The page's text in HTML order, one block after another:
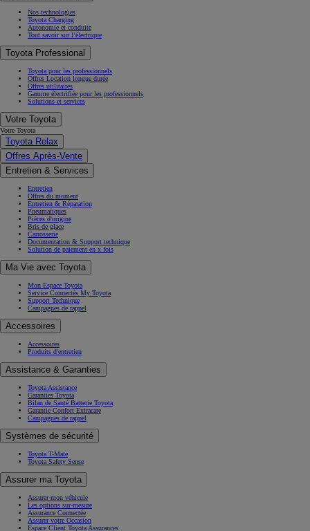
Nos technologies
Toyota Charging
Autonomie et conduite
Tout savoir sur l’électrique
Toyota Professional
Toyota pour les professionnels
Offres Location longue durée
Offres utilitaires
Gamme électrifiée pour les professionnels
Solutions et services
Votre Toyota
Votre Toyota
Toyota Relax
Offres Après-Vente
Entretien & Services
Entretien
Offres du moment
Entretien & Réparation
Pneumatiques
Pièces d'origine
Bris de glace
Carrosserie
Documentation & Support technique
Solution de paiement en x fois
Ma Vie avec Toyota
Mon Espace Toyota
Service Connectés My Toyota
Support Technique
Campagnes de rappel
Accessoires
Accessoires
Produits d'entretien
Assistance & Garanties
Toyota Assistance
Garanties Toyota
Bilan de Santé Batterie Toyota
Garantie Confort Extracare
Campagnes de rappel
Systèmes de sécurité
Toyota T-Mate
Toyota Safety Sense
Assurer ma Toyota
Assurer mon véhicule
Les options sur-mesure
Assurance Connectée
Assurer votre Occasion
Espace Client Toyota Assurances